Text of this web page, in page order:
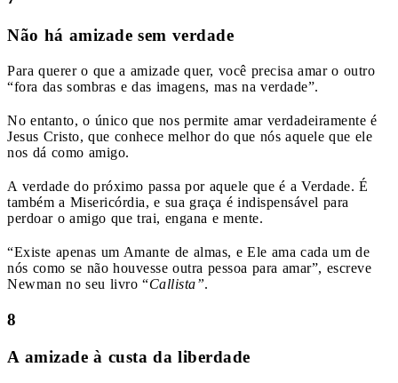
Não há amizade sem verdade
Para querer o que a amizade quer, você precisa amar o outro
“fora das sombras e das imagens, mas na verdade”.
No entanto, o único que nos permite amar verdadeiramente é
Jesus Cristo, que conhece melhor do que nós aquele que ele
nos dá como amigo.
A verdade do próximo passa por aquele que é a Verdade. É
também a Misericórdia, e sua graça é indispensável para
perdoar o amigo que trai, engana e mente.
“Existe apenas um Amante de almas, e Ele ama cada um de
nós como se não houvesse outra pessoa para amar”, escreve
Newman no seu livro “Callista”.
8
A amizade à custa da liberdade